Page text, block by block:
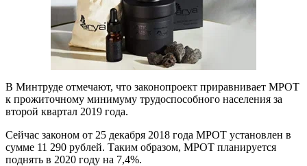
В Минтруде отмечают, что законопроект приравнивает МРОТ
к прожиточному минимуму трудоспособного населения за
второй квартал 2019 года.
Сейчас законом от 25 декабря 2018 года МРОТ установлен в
сумме 11 290 рублей. Таким образом, МРОТ планируется
поднять в 2020 году на 7,4%.